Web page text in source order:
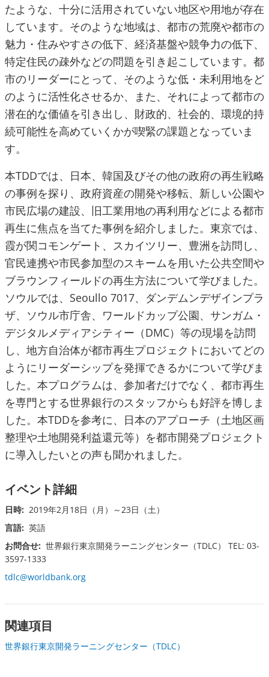
たような、十分に活用されていない地区や用地が存在
しています。そのような地域は、都市の荒廃や都市の
魅力・住みやすさの低下、経済基盤や競争力の低下、
特定住民の疎外などの問題を引き起こしています。都
市のリーダーにとって、そのような低・未利用地をど
のように活性化させるか、また、それによって都市の
潜在的な価値を引き出し、財政的、社会的、環境的持
続可能性を高めていくかが喫緊の課題となっていま
す。
本TDDでは、日本、韓国及びその他の政府の再生戦略
の事例を探り、政府資産の開発や移転、新しい公園や
市民広場の建設、旧工業用地の再利用などによる都市
再生に焦点を当てた事例を紹介しました。東京では、
霞が関コモンゲート、スカイツリー、豊洲を訪問し、
官民連携や市民参加型のスキームを用いた公共空間や
ブラウンフィールドの再生方法について学びました。
ソウルでは、Seoullo 7017、ダンデムンデザインプラ
ザ、ソウル市庁舎、ワールドカップ公園、サンガム・
デジタルメディアシティー（DMC）等の現場を訪問
し、地方自治体が都市再生プロジェクトにおいてどの
ようにリーダーシップを発揮できるかについて学びま
した。本プログラムは、参加者だけでなく、都市再生
を専門とする世界銀行のスタッフからも好評を博しま
した。本TDDを参考に、日本のアプローチ（土地区画
整理や土地開発利益還元等）を都市開発プロジェクト
に導入したいとの声も聞かれました。
イベント詳細
日時: 2019年2月18日（月）～23日（土）
言語: 英語
お問合せ: 世界銀行東京開発ラーニングセンター（TDLC） TEL: 03-
3597-1333
tdlc@worldbank.org
関連項目
世界銀行東京開発ラーニングセンター（TDLC）